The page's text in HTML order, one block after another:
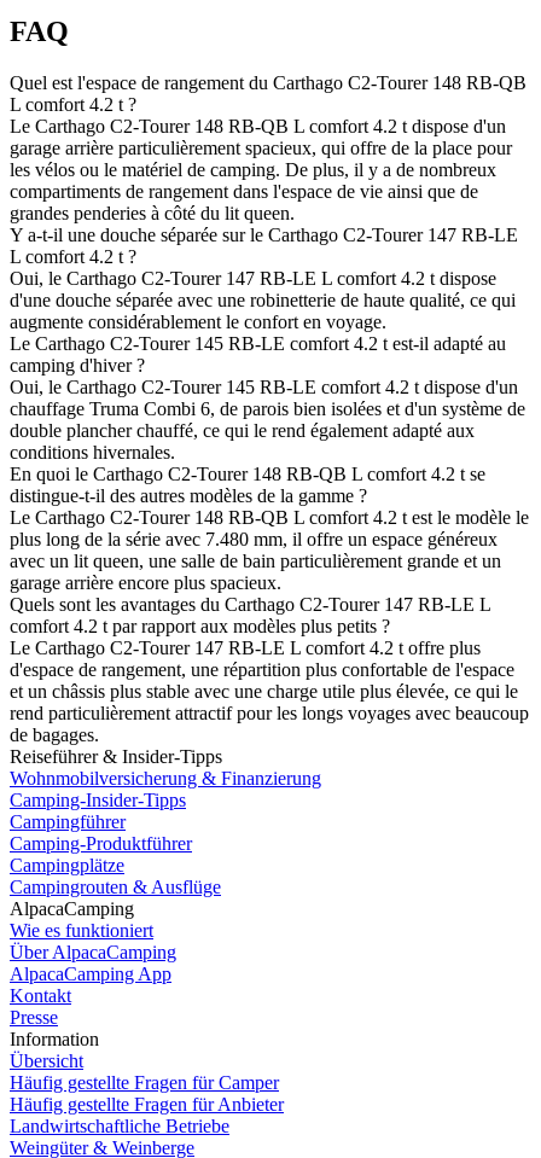
FAQ
Quel est l'espace de rangement du Carthago C2-Tourer 148 RB-QB
L comfort 4.2 t ?
Le Carthago C2-Tourer 148 RB-QB L comfort 4.2 t dispose d'un
garage arrière particulièrement spacieux, qui offre de la place pour
les vélos ou le matériel de camping. De plus, il y a de nombreux
compartiments de rangement dans l'espace de vie ainsi que de
grandes penderies à côté du lit queen.
Y a-t-il une douche séparée sur le Carthago C2-Tourer 147 RB-LE
L comfort 4.2 t ?
Oui, le Carthago C2-Tourer 147 RB-LE L comfort 4.2 t dispose
d'une douche séparée avec une robinetterie de haute qualité, ce qui
augmente considérablement le confort en voyage.
Le Carthago C2-Tourer 145 RB-LE comfort 4.2 t est-il adapté au
camping d'hiver ?
Oui, le Carthago C2-Tourer 145 RB-LE comfort 4.2 t dispose d'un
chauffage Truma Combi 6, de parois bien isolées et d'un système de
double plancher chauffé, ce qui le rend également adapté aux
conditions hivernales.
En quoi le Carthago C2-Tourer 148 RB-QB L comfort 4.2 t se
distingue-t-il des autres modèles de la gamme ?
Le Carthago C2-Tourer 148 RB-QB L comfort 4.2 t est le modèle le
plus long de la série avec 7.480 mm, il offre un espace généreux
avec un lit queen, une salle de bain particulièrement grande et un
garage arrière encore plus spacieux.
Quels sont les avantages du Carthago C2-Tourer 147 RB-LE L
comfort 4.2 t par rapport aux modèles plus petits ?
Le Carthago C2-Tourer 147 RB-LE L comfort 4.2 t offre plus
d'espace de rangement, une répartition plus confortable de l'espace
et un châssis plus stable avec une charge utile plus élevée, ce qui le
rend particulièrement attractif pour les longs voyages avec beaucoup
de bagages.
Reiseführer & Insider-Tipps
Wohnmobilversicherung & Finanzierung
Camping-Insider-Tipps
Campingführer
Camping-Produktführer
Campingplätze
Campingrouten & Ausflüge
AlpacaCamping
Wie es funktioniert
Über AlpacaCamping
AlpacaCamping App
Kontakt
Presse
Information
Übersicht
Häufig gestellte Fragen für Camper
Häufig gestellte Fragen für Anbieter
Landwirtschaftliche Betriebe
Weingüter & Weinberge